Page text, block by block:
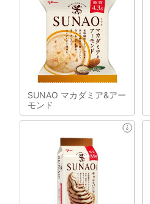
SUNAO マカダミア&アー
モンド